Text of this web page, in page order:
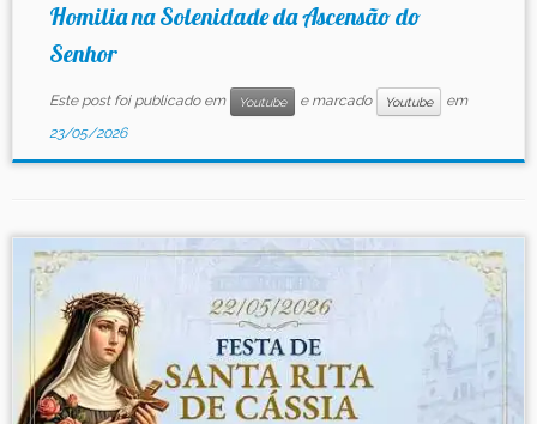
Homilia na Solenidade da Ascensão do
Senhor
Este post foi publicado em Youtube e marcado Youtube
em
23/05/2026